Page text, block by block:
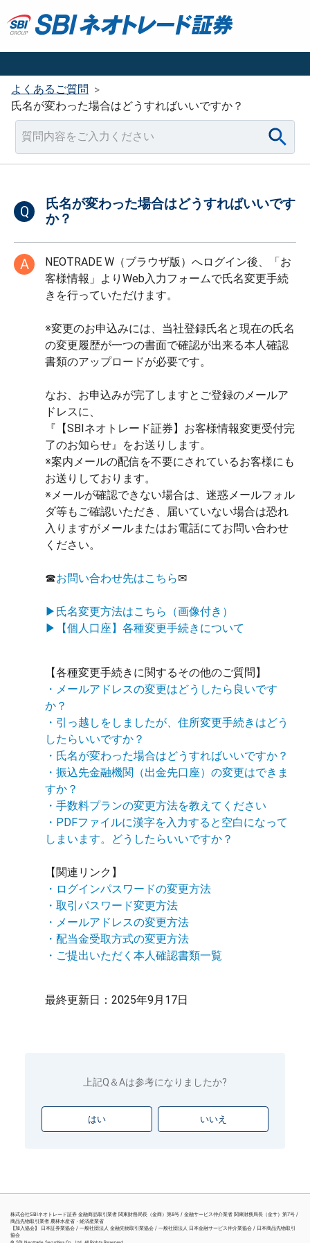
よくあるご質問 >
氏名が変わった場合はどうすればいいですか？
Q
氏名が変わった場合はどうすればいいです
か？
A
NEOTRADE W（ブラウザ版）へログイン後、「お
客様情報」よりWeb入力フォームで氏名変更手続
きを行っていただけます。
※変更のお申込みには、当社登録氏名と現在の氏名
の変更履歴が一つの書面で確認が出来る本人確認
書類のアップロードが必要です。
なお、お申込みが完了しますとご登録のメールア
ドレスに、
『【SBIネオトレード証券】お客様情報変更受付完
了のお知らせ』をお送りします。
※案内メールの配信を不要にされているお客様にも
お送りしております。
※メールが確認できない場合は、迷惑メールフォル
ダ等もご確認いただき、届いていない場合は恐れ
入りますがメールまたはお電話にてお問い合わせ
ください。
☎お問い合わせ先はこちら✉
▶氏名変更方法はこちら（画像付き）
▶【個人口座】各種変更手続きについて
【各種変更手続きに関するその他のご質問】
・メールアドレスの変更はどうしたら良いです
か？
・引っ越しをしましたが、住所変更手続きはどう
したらいいですか？
・氏名が変わった場合はどうすればいいですか？
・振込先金融機関（出金先口座）の変更はできま
すか？
・手数料プランの変更方法を教えてください
・PDFファイルに漢字を入力すると空白になって
しまいます。どうしたらいいですか？
【関連リンク】
・ログインパスワードの変更方法
・取引パスワード変更方法
・メールアドレスの変更方法
・配当金受取方式の変更方法
・ご提出いただく本人確認書類一覧
最終更新日：2025年9月17日
上記Q＆Aは参考になりましたか?
はい いいえ
株式会社SBIネオトレード証券 金融商品取引業者 関東財務局長（金商）第8号 / 金融サービス仲介業者 関東財務局長（金サ）第7号 /
商品先物取引業者 農林水産省・経済産業省
【加入協会】 日本証券業協会 / 一般社団法人 金融先物取引業協会 / 一般社団法人 日本金融サービス仲介業協会 / 日本商品先物取引
協会